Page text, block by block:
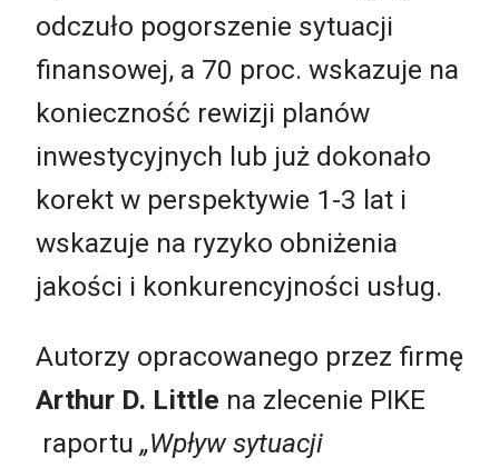
odczuło pogorszenie sytuacji
finansowej, a 70 proc. wskazuje na
konieczność rewizji planów
inwestycyjnych lub już dokonało
korekt w perspektywie 1-3 lat i
wskazuje na ryzyko obniżenia
jakości i konkurencyjności usług.
Autorzy opracowanego przez firmę
Arthur D. Little na zlecenie PIKE
raportu „Wpływ sytuacji